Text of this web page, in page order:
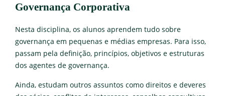
Governança Corporativa
Nesta disciplina, os alunos aprendem tudo sobre
governança em pequenas e médias empresas. Para isso,
passam pela definição, princípios, objetivos e estruturas
dos agentes de governança.
Ainda, estudam outros assuntos como direitos e deveres